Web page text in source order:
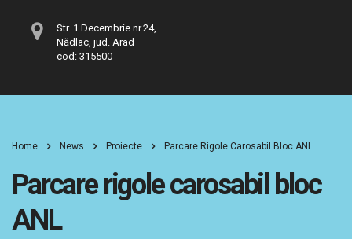
Str. 1 Decembrie nr.24,
Nădlac, jud. Arad
cod: 315500
Home News Proiecte Parcare Rigole Carosabil Bloc ANL
Parcare rigole carosabil bloc
ANL